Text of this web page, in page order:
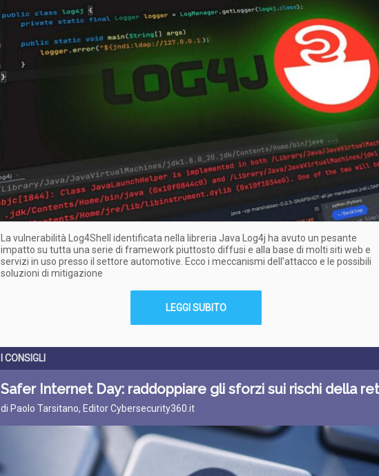
La vulnerabilità Log4Shell identificata nella libreria Java Log4j ha avuto un pesante
impatto su tutta una serie di framework piuttosto diffusi e alla base di molti siti web e
servizi in uso presso il settore automotive. Ecco i meccanismi dell’attacco e le possibili
soluzioni di mitigazione
LEGGI SUBITO
I CONSIGLI
Safer Internet Day: raddoppiare gli sforzi sui rischi della
di Paolo Tarsitano, Editor Cybersecurity360.it